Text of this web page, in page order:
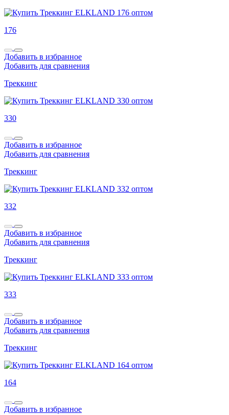
176
Добавить в избранное
Добавить для сравнения
Треккинг
330
Добавить в избранное
Добавить для сравнения
Треккинг
332
Добавить в избранное
Добавить для сравнения
Треккинг
333
Добавить в избранное
Добавить для сравнения
Треккинг
164
Добавить в избранное